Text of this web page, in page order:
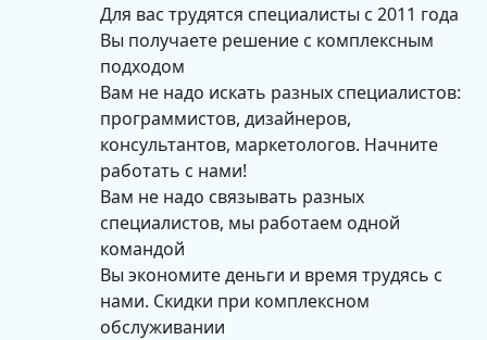
Для вас трудятся специалисты с 2011 года
Вы получаете решение с комплексным
подходом
Вам не надо искать разных специалистов:
программистов, дизайнеров,
консультантов, маркетологов. Начните
работать с нами!
Вам не надо связывать разных
специалистов, мы работаем одной
командой
Вы экономите деньги и время трудясь с
нами. Скидки при комплексном
обслуживании